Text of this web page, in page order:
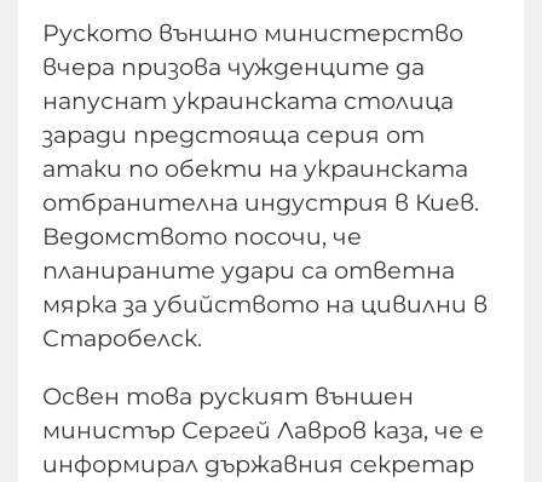
Руското външно министерство
вчера призова чужденците да
напуснат украинската столица
заради предстояща серия от
атаки по обекти на украинската
отбранителна индустрия в Киев.
Ведомството посочи, че
планираните удари са ответна
мярка за убийството на цивилни в
Старобелск.
Освен това руският външен
министър Сергей Лавров каза, че е
информирал държавния секретар